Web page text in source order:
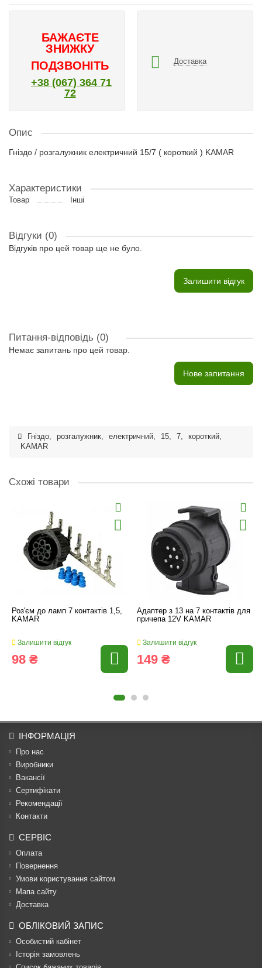
БАЖАЄТЕ
ЗНИЖКУ
ПОДЗВОНІТЬ
+38 (067) 364 71
72
Доставка
Опис
Гніздо / розгалужник електричний 15/7 ( короткий ) KAMAR
Характеристики
Товар Інші
Відгуки (0)
Відгуків про цей товар ще не було.
Залишити відгук
Питання-відповідь (0)
Немає запитань про цей товар.
Нове запитання
Гніздо, розгалужник, електричний, 15, 7, короткий,
KAMAR
Схожі товари
Роз'єм до ламп 7 контактів 1,5,
KAMAR
Залишити відгук
98 ₴
Адаптер з 13 на 7 контактів для
причепа 12V KAMAR
Залишити відгук
149 ₴
ІНФОРМАЦІЯ
Про нас
Виробники
Вакансії
Сертифікати
Рекомендації
Контакти
СЕРВІС
Оплата
Повернення
Умови користування сайтом
Мапа сайту
Доставка
ОБЛІКОВИЙ ЗАПИС
Особистий кабінет
Історія замовлень